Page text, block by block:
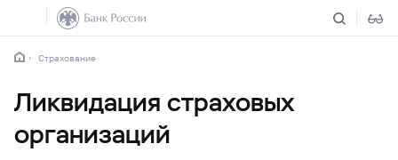
Страхование
Ликвидация страховых
организаций